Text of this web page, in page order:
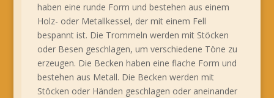
haben eine runde Form und bestehen aus einem
Holz- oder Metallkessel, der mit einem Fell
bespannt ist. Die Trommeln werden mit Stöcken
oder Besen geschlagen, um verschiedene Töne zu
erzeugen. Die Becken haben eine flache Form und
bestehen aus Metall. Die Becken werden mit
Stöcken oder Händen geschlagen oder aneinander